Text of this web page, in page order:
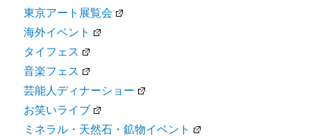
東京アート展覧会
海外イベント
タイフェス
音楽フェス
芸能人ディナーショー
お笑いライブ
ミネラル・天然石・鉱物イベント